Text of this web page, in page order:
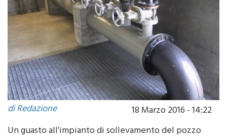
di Redazione
18 Marzo 2016 - 14:22